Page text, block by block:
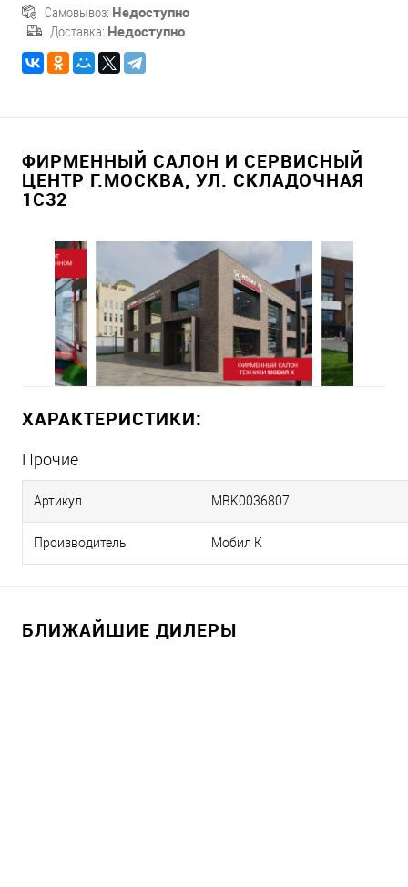
Самовывоз: Недоступно
Доставка: Недоступно
ФИРМЕННЫЙ САЛОН И СЕРВИСНЫЙ
ЦЕНТР Г.МОСКВА, УЛ. СКЛАДОЧНАЯ
1С32
ХАРАКТЕРИСТИКИ:
Прочие
Артикул MBK0036807
Производитель Мобил К
БЛИЖАЙШИЕ ДИЛЕРЫ